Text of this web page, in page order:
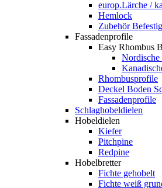
europ.Lärche /
Hemlock
Zubehör
Fassadenprofile
Easy Rhombus
Nordische
Rhombusprofile
Deckel Boden
Fassadenprofile
Schlaghobeldielen
Hobeldielen
Kiefer
Pitchpine
Redpine
Hobelbretter
Fichte gehobelt
Fichte weiß